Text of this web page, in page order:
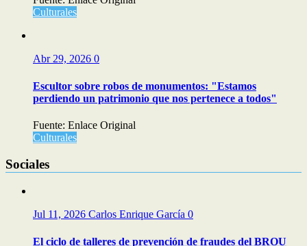
Culturales
Abr 29, 2026 0
Escultor sobre robos de monumentos: "Estamos
perdiendo un patrimonio que nos pertenece a todos"
Fuente: Enlace Original
Culturales
Sociales
Jul 11, 2026 Carlos Enrique García 0
El ciclo de talleres de prevención de fraudes del BROU